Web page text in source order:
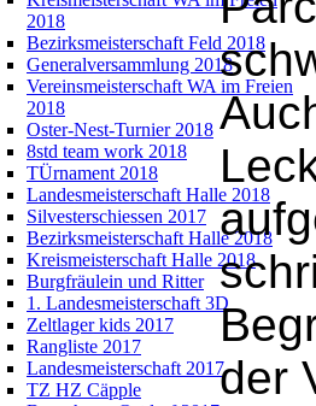
2018
Bezirksmeisterschaft Feld 2018
Generalversammlung 2018
Vereinsmeisterschaft WA im Freien
2018
Oster-Nest-Turnier 2018
8std team work 2018
TÜrnament 2018
Landesmeisterschaft Halle 2018
Silvesterschiessen 2017
Bezirksmeisterschaft Halle 2018
Kreismeisterschaft Halle 2018
Burgfräulein und Ritter
1. Landesmeisterschaft 3D
Zeltlager kids 2017
Rangliste 2017
Landesmeisterschaft 2017
TZ HZ Cäpple
der